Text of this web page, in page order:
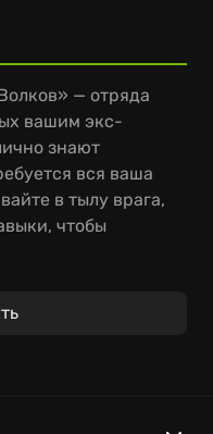
— отряда
вашим экс-
знают
вся ваша
в тылу врага,
чтобы
вас ждут